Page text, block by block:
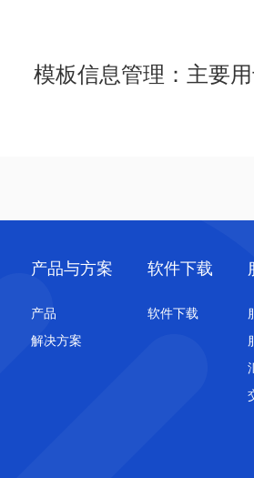
模板信息管理：主要用
产品与方案
产品
解决方案
软件下载
软件下载